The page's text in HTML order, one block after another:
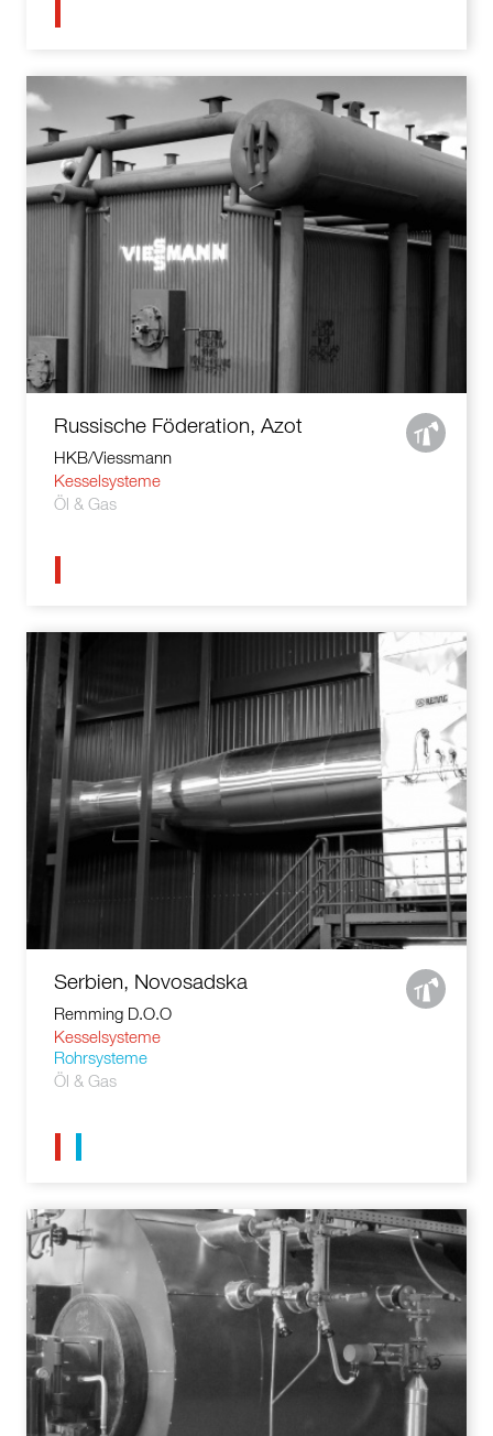
Russische Föderation, Azot
HKB/Viessmann
Kesselsysteme
Öl & Gas
Serbien, Novosadska
Remming D.O.O
Kesselsysteme
Rohrsysteme
Öl & Gas